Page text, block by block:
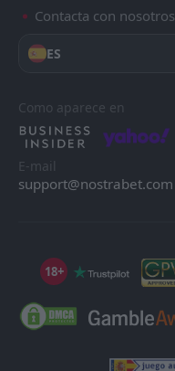
Contacta con nosotros
ES
Como aparece en
E-mail
support@nostrabet.com
18+